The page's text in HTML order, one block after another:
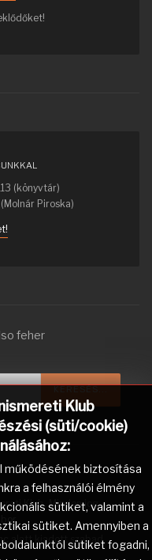
Klub
(süti/cookie)
működésének biztosítása
a felhasználói élmény
sütiket, valamint a
sütiket. Amennyiben a
sütiket fogadni,
(könyvtár)
Piroska)
Klub. Minden jog
.
alatt kiadott szabad